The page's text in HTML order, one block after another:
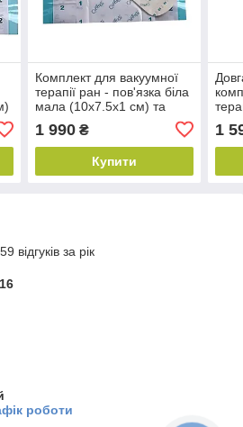
Комплект для вакуумної
терапії ран - пов'язка біла
мала (10х7.5х1 см) та
1 990₴
Купити
1
відгуків за рік
роботи